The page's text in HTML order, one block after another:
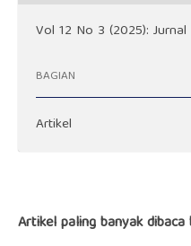
Vol 12 No 3 (2025):
BAGIAN
Artikel
Artikel paling banyak